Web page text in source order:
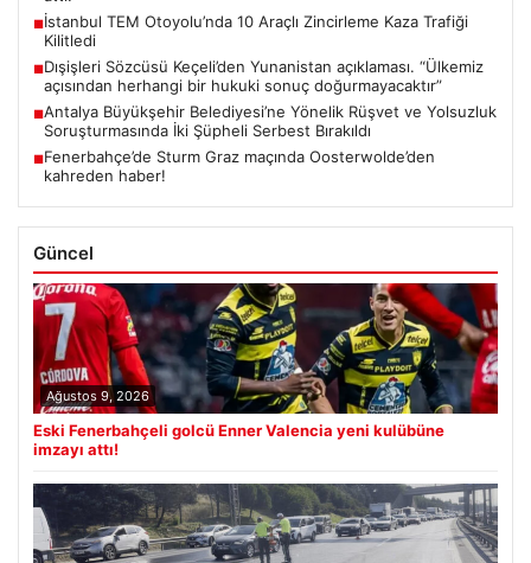
■İstanbul TEM Otoyolu’nda 10 Araçlı Zincirleme Kaza Trafiği
Kilitledi
■Dışişleri Sözcüsü Keçeli’den Yunanistan açıklaması. “Ülkemiz
açısından herhangi bir hukuki sonuç doğurmayacaktır”
■Antalya Büyükşehir Belediyesi’ne Yönelik Rüşvet ve Yolsuzluk
Soruşturmasında İki Şüpheli Serbest Bırakıldı
■Fenerbahçe’de Sturm Graz maçında Oosterwolde’den
kahreden haber!
Güncel
Ağustos 9, 2026
Eski Fenerbahçeli golcü Enner Valencia yeni kulübüne
imzayı attı!